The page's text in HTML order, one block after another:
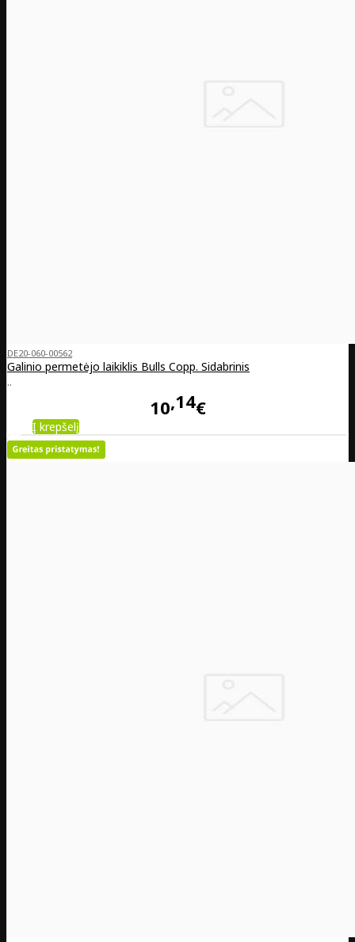
DE20-060-00562
Galinio permetėjo laikiklis Bulls Copp. Sidabrinis
..
10 14€
Į krepšelį